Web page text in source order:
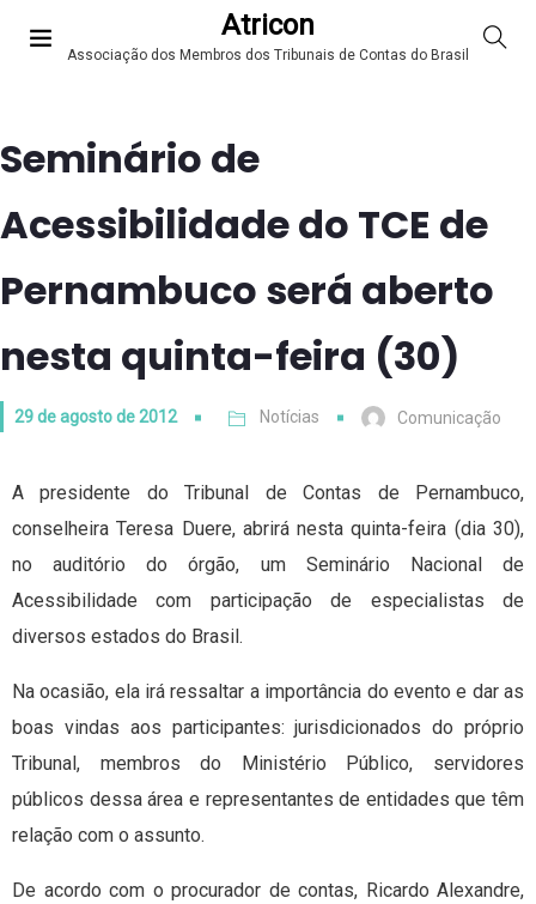
Atricon
Associação dos Membros dos Tribunais de Contas do Brasil
Seminário de
Acessibilidade do TCE de
Pernambuco será aberto
nesta quinta-feira (30)
29 de agosto de 2012 Notícias Comunicação
A presidente do Tribunal de Contas de Pernambuco,
conselheira Teresa Duere, abrirá nesta quinta-feira (dia 30),
no auditório do órgão, um Seminário Nacional de
Acessibilidade com participação de especialistas de
diversos estados do Brasil.
Na ocasião, ela irá ressaltar a importância do evento e dar as
boas vindas aos participantes: jurisdicionados do próprio
Tribunal, membros do Ministério Público, servidores
públicos dessa área e representantes de entidades que têm
relação com o assunto.
De acordo com o procurador de contas, Ricardo Alexandre,